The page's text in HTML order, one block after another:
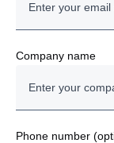
Company name
Phone number